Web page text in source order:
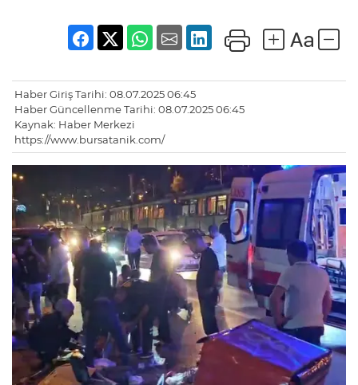
Haber Giriş Tarihi: 08.07.2025 06:45
Haber Güncellenme Tarihi: 08.07.2025 06:45
Kaynak: Haber Merkezi
https://www.bursatanik.com/